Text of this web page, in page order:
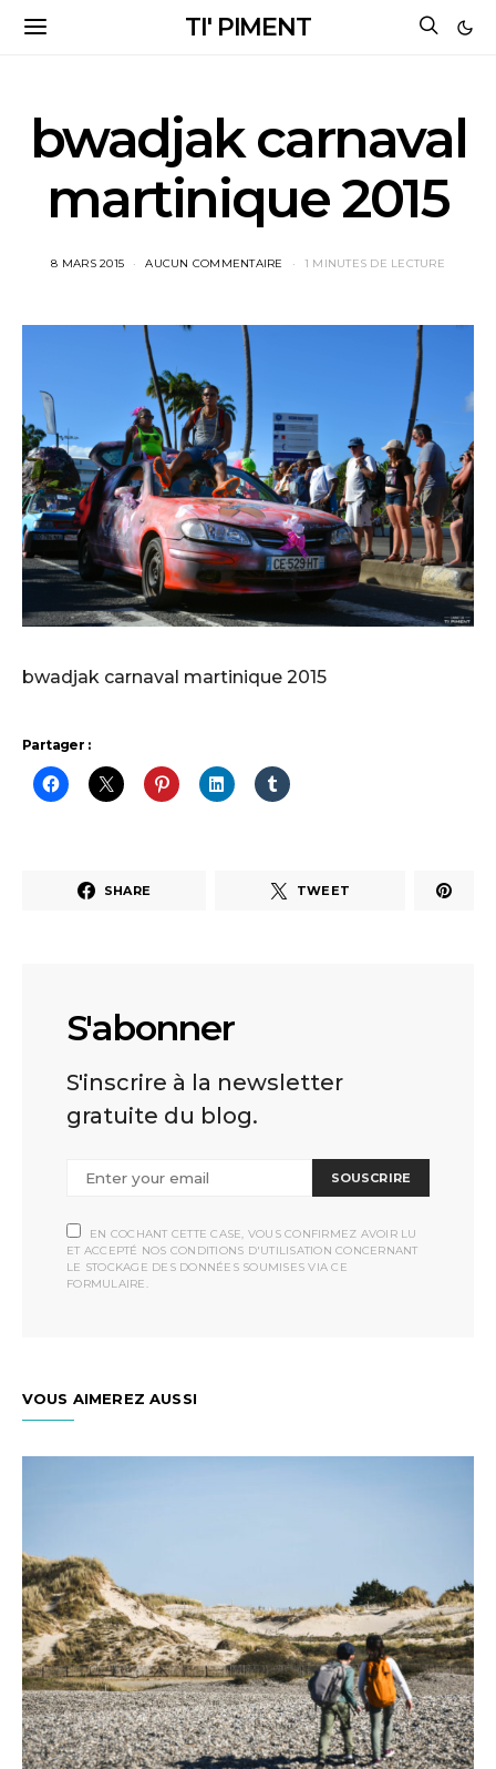
TI' PIMENT
bwadjak carnaval
martinique 2015
8 MARS 2015 AUCUN COMMENTAIRE 1 MINUTES DE LECTURE
bwadjak carnaval martinique 2015
Partager :
SHARE TWEET
S'abonner
S'inscrire à la newsletter
gratuite du blog.
SOUSCRIRE
EN COCHANT CETTE CASE, VOUS CONFIRMEZ AVOIR LU
ET ACCEPTÉ NOS CONDITIONS D'UTILISATION CONCERNANT
LE STOCKAGE DES DONNÉES SOUMISES VIA CE
FORMULAIRE.
VOUS AIMEREZ AUSSI